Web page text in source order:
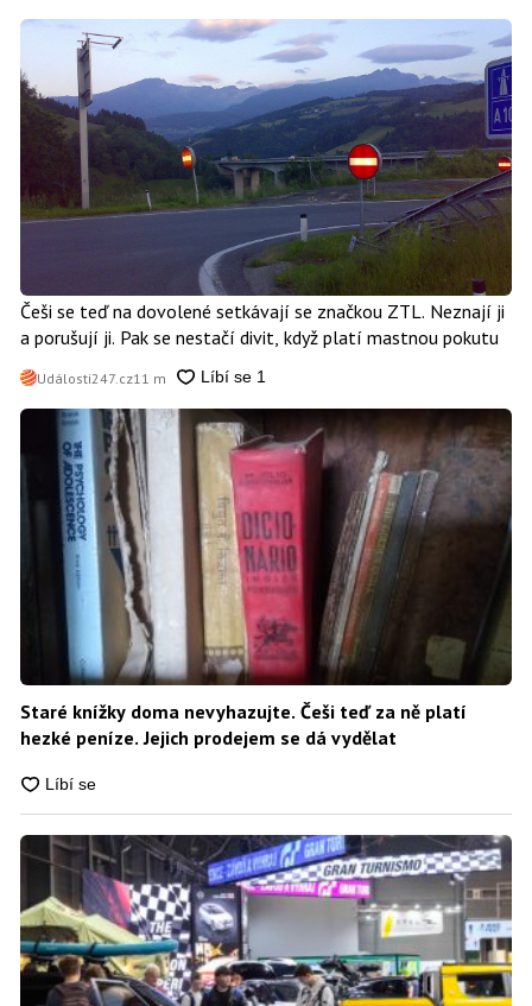
Češi se teď na dovolené setkávají se značkou ZTL. Neznají ji
a porušují ji. Pak se nestačí divit, když platí mastnou pokutu
Události247.cz11 m
Staré knížky doma nevyhazujte. Češi teď za ně platí
hezké peníze. Jejich prodejem se dá vydělat